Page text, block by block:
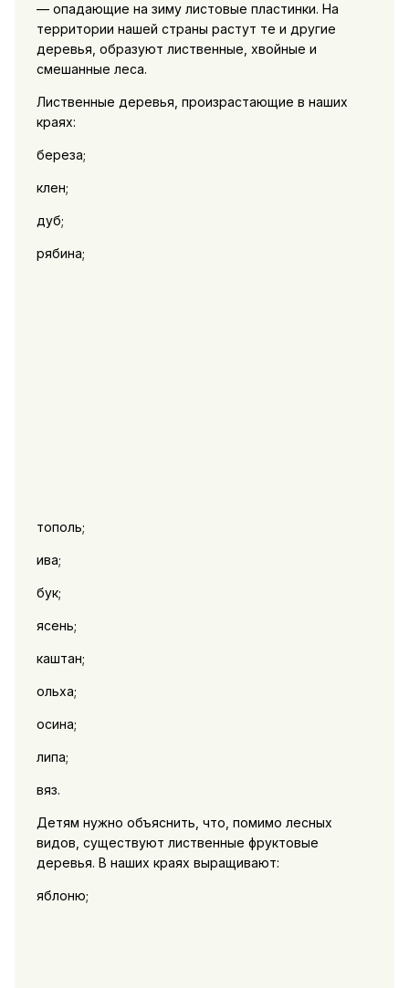
— опадающие на зиму листовые пластинки. На
территории нашей страны растут те и другие
деревья, образуют лиственные, хвойные и
смешанные леса.
Лиственные деревья, произрастающие в наших
краях:
береза;
клен;
дуб;
рябина;
тополь;
ива;
бук;
ясень;
каштан;
ольха;
осина;
липа;
вяз.
Детям нужно объяснить, что, помимо лесных
видов, существуют лиственные фруктовые
деревья. В наших краях выращивают:
яблоню;